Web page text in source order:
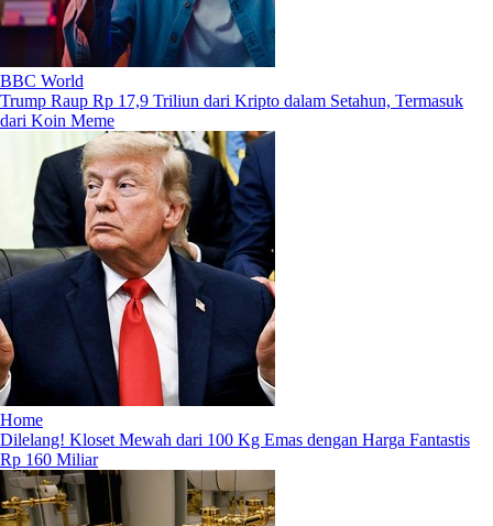
BBC World
Trump Raup Rp 17,9 Triliun dari Kripto dalam Setahun, Termasuk
dari Koin Meme
Home
Dilelang! Kloset Mewah dari 100 Kg Emas dengan Harga Fantastis
Rp 160 Miliar